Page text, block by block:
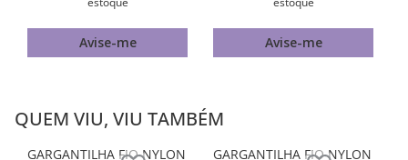
10xR$ 48,30
juros
Avise-me quando retornar ao
10xR$ 55,40
juros
Avise-me quando retornar ao